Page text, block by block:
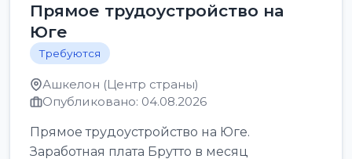
Прямое трудоустройство на
Юге
Требуются
Ашкелон (Центр страны)
Опубликовано: 04.08.2026
Прямое трудоустройство на Юге.
Заработная плата Брутто в месяц